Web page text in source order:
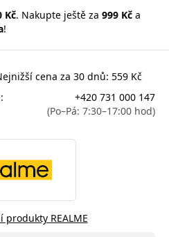
Kč. Nakupte ještě za 999 Kč a
!
cena za 30 dnů: 559 Kč
+420 731 000 147
(Po–Pá: 7:30–17:00 hod)
produkty REALME